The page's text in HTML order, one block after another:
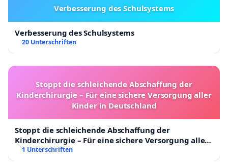
Verbesserung des Schulsystems
Verbesserung des Schulsystems
20 Unterschriften
Stoppt die schleichende Abschaffung der
Kinderchirurgie – Für eine sichere Versorgung aller
Kinder in Deutschland
Stoppt die schleichende Abschaffung der
Kinderchirurgie – Für eine sichere Versorgung aller
Kinder in Deutschland
1 Unterschriften